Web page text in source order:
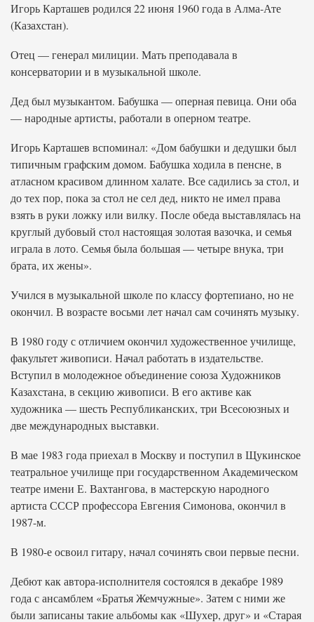
Игорь Карташев родился 22 июня 1960 года в Алма-Ате
(Казахстан).
Отец — генерал милиции. Мать преподавала в
консерватории и в музыкальной школе.
Дед был музыкантом. Бабушка — оперная певица. Они оба
— народные артисты, работали в оперном театре.
Игорь Карташев вспоминал: «Дом бабушки и дедушки был
типичным графским домом. Бабушка ходила в пенсне, в
атласном красивом длинном халате. Все садились за стол, и
до тех пор, пока за стол не сел дед, никто не имел права
взять в руки ложку или вилку. После обеда выставлялась на
круглый дубовый стол настоящая золотая вазочка, и семья
играла в лото. Семья была большая — четыре внука, три
брата, их жены».
Учился в музыкальной школе по классу фортепиано, но не
окончил. В возрасте восьми лет начал сам сочинять музыку.
В 1980 году с отличием окончил художественное училище,
факультет живописи. Начал работать в издательстве.
Вступил в молодежное объединение союза Художников
Казахстана, в секцию живописи. В его активе как
художника — шесть Республиканских, три Всесоюзных и
две международных выставки.
В мае 1983 года приехал в Москву и поступил в Щукинское
театральное училище при государственном Академическом
театре имени Е. Вахтангова, в мастерскую народного
артиста СССР профессора Евгения Симонова, окончил в
1987-м.
В 1980-е освоил гитару, начал сочинять свои первые песни.
Дебют как автора-исполнителя состоялся в декабре 1989
года с ансамблем «Братья Жемчужные». Затем с ними же
были записаны такие альбомы как «Шухер, друг» и «Старая